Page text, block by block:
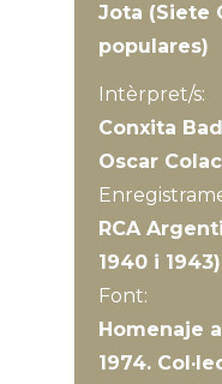
Jota (Siete
populares)
Intèrpret/s:
Conxita
Oscar
RCA
1940 i 1943)
Font:
Homenaje
1974.